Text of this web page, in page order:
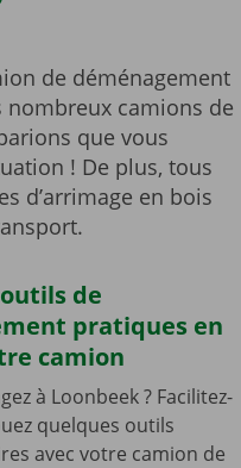
de déménagement
nombreux camions de
que vous
! De plus, tous
d’arrimage en bois
de
pratiques en
camion
à Loonbeek ? Facilitez-
quelques outils
avec votre camion de